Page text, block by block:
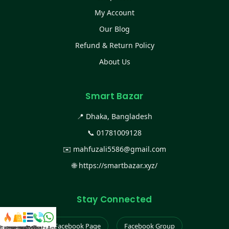
My Account
Our Blog
Refund & Return Policy
About Us
Smart Bazar
📍 Dhaka, Bangladesh
📞 01781009128
✉️ mahfuzali5586@gmail.com
🌐 https://smartbazar.xyz/
Stay Connected
Facebook Page Facebook Group